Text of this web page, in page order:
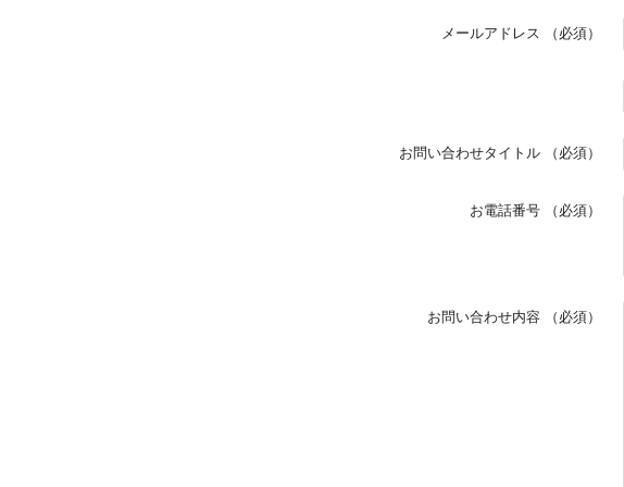
メールアドレス （必須）
お問い合わせタイトル （必須）
お電話番号 （必須）
お問い合わせ内容 （必須）